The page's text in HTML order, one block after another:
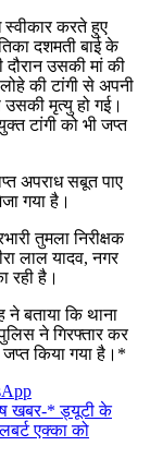
स्वीकार करते हुए
दशमती बाई के
दौरान उसकी मां की
की टांगी से अपनी
उसकी मृत्यु हो गई।
टांगी को भी जप्त
अपराध सबूत पाए
गया है।
तुमला निरीक्षक
लाल यादव, नगर
रही है।
बताया कि थाना
ने गिरफ्तार कर
किया गया है।*
खबर-* ड्यूटी के
एक्का को